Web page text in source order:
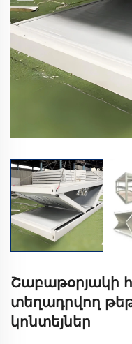
Շաբաթօրյակի
տեղադրվող
կոնտեյներ